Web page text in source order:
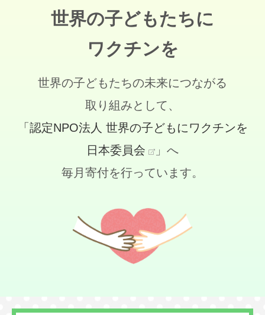
世界の子どもたちに
ワクチンを
世界の子どもたちの未来につながる
取り組みとして、
「認定NPO法人 世界の子どもにワクチンを
日本委員会
」へ
毎月寄付を行っています。